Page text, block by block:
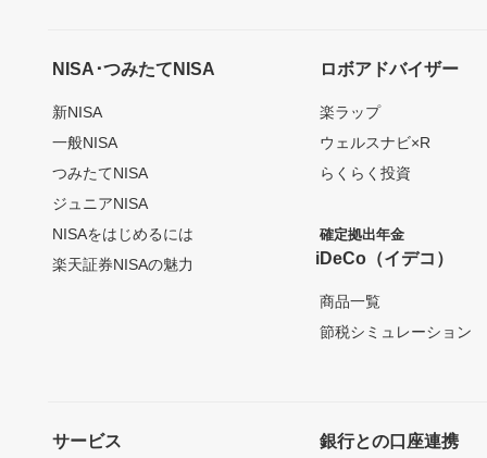
NISA･つみたてNISA
新NISA
一般NISA
つみたてNISA
ジュニアNISA
NISAをはじめるには
楽天証券NISAの魅力
ロボアドバイザー
楽ラップ
ウェルスナビ×R
らくらく投資
確定拠出年金
iDeCo（イデコ）
商品一覧
節税シミュレーション
サービス 銀行との口座連携